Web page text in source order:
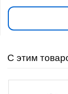
цена
22
211 ₽.
С этим